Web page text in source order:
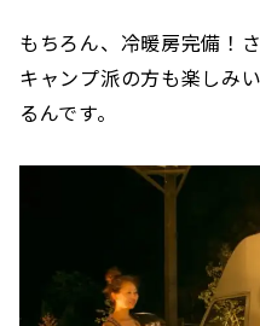
もちろん、冷暖房完備！
キャンプ派の方も楽しみ
るんです。